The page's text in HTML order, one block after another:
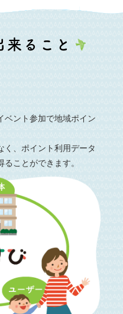
来ること
ベント参加で地域ポイン
く、ポイント利用データ
ことができます。